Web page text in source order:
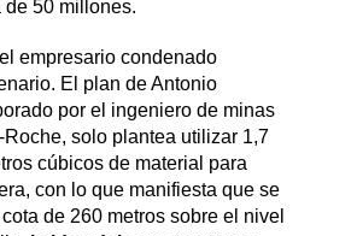
de 50 millones.
empresario condenado
El plan de Antonio
por el ingeniero de minas
Roche, solo plantea utilizar 1,7
cúbicos de material para
con lo que manifiesta que se
de 260 metros sobre el nivel